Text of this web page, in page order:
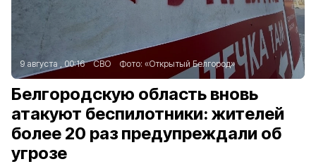
9 августа , 00:16 СВО Фото: «Открытый Белгород»
Белгородскую область вновь
атакуют беспилотники: жителей
более 20 раз предупреждали об
угрозе